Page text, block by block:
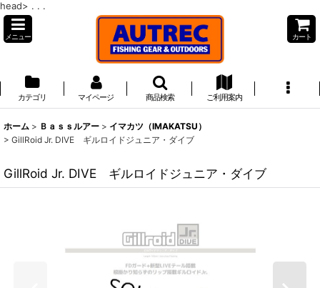
head> . . .
メニュー カート
カテゴリ マイページ 商品検索 ご利用案内
ホーム > Ｂａｓｓルアー > イマカツ（IMAKATSU）
> GillRoid Jr. DIVE ギルロイドジュニア・ダイブ
GillRoid Jr. DIVE ギルロイドジュニア・ダイブ